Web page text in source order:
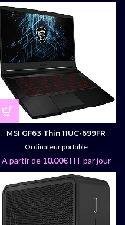
MSI GF63 Thin 11UC-699FR
Ordinateur portable
A partir de 10.00€HT par jour